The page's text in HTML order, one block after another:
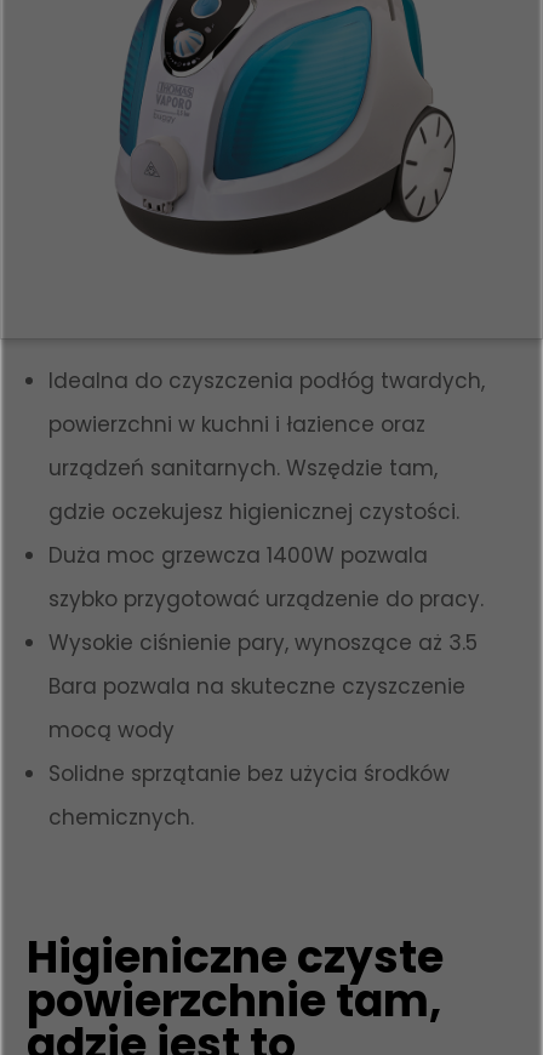
Idealna do czyszczenia podłóg twardych,
powierzchni w kuchni i łazience oraz
urządzeń sanitarnych. Wszędzie tam,
gdzie oczekujesz higienicznej czystości.
Duża moc grzewcza 1400W pozwala
szybko przygotować urządzenie do pracy.
Wysokie ciśnienie pary, wynoszące aż 3.5
Bara pozwala na skuteczne czyszczenie
mocą wody
Solidne sprzątanie bez użycia środków
chemicznych.
Higieniczne czyste
powierzchnie tam,